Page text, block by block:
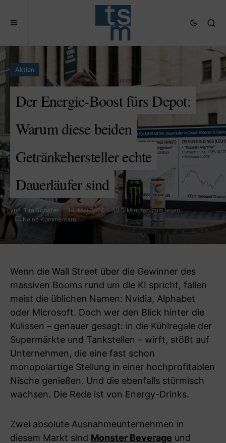
Aktien
Der Energie-Boost fürs Depot:
Warum diese beiden
Getränkehersteller echte
Dauerläufer sind
von Tim Schäfer 14. Mai 2026
3 Minuten zum lesen
Keine Kommentare
Wenn die Wall Street über die Gewinner des
massiven Booms rund um die KI spricht, fallen
meist die üblichen Namen: Nvidia, Alphabet
oder Microsoft. Doch wer den Blick hinter die
Kulissen – genauer gesagt: in die Kühlregale der
Supermärkte und Tankstellen – wirft, stößt auf
Unternehmen, die eine fast schon
monopolartige Stellung in einer hochprofitablen
Nische genießen. Und die ebenfalls stürmisch
wachsen. Die Rede ist von Energy-Drinks.
Zwei absolute Ausnahmeunternehmen in
diesem Markt sind Monster Beverage und